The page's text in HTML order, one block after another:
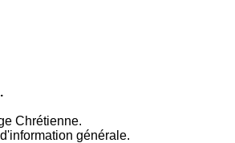
Chrétienne.
générale.